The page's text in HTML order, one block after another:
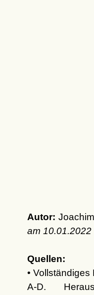
Autor:
am 10.01.2022
Quellen:
•
A-D.